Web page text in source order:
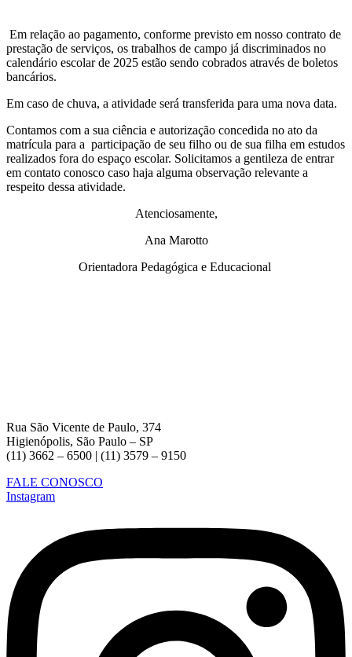
Em relação ao pagamento, conforme previsto em nosso contrato de
prestação de serviços, os trabalhos de campo já discriminados no
calendário escolar de 2025 estão sendo cobrados através de boletos
bancários.
Em caso de chuva, a atividade será transferida para uma nova data.
Contamos com a sua ciência e autorização concedida no ato da
matrícula para a participação de seu filho ou de sua filha em estudos
realizados fora do espaço escolar. Solicitamos a gentileza de entrar
em contato conosco caso haja alguma observação relevante a
respeito dessa atividade.
Atenciosamente,
Ana Marotto
Orientadora Pedagógica e Educacional
Rua São Vicente de Paulo, 374
Higienópolis, São Paulo – SP
(11) 3662 – 6500 | (11) 3579 – 9150
FALE CONOSCO
Instagram